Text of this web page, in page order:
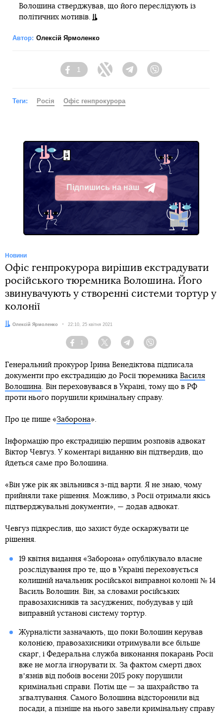
Волошина стверджував, що його переслідують із
політичних мотивів.
Автор: Олексій Ярмоленко
Facebook
1
Twitter TelegramViber
Теги: Росія Офіс генпрокурора
Підпишись на наш
Telegram
Новини
Офіс генпрокурора вирішив екстрадувати
російського тюремника Волошина. Його
звинувачують у створенні системи тортур у
колонії
Автор:
Олексій Ярмоленко Дата:
22:10, 25 квітня 2021
Facebook
1
Twitter TelegramViber
Генеральний прокурор Ірина Венедіктова підписала
документи про екстрадицію до Росії тюремника Василя
Волошина . Він переховувався в Україні, тому що в РФ
проти нього порушили кримінальну справу.
Про це пише «Заборона».
Інформацію про екстрадицію першим розповів адвокат
Віктор Чевгуз. У коментарі виданню він підтвердив, що
йдеться саме про Волошина.
«Він уже рік як звільнився з-під варти. Я не знаю, чому
прийняли таке рішення. Можливо, з Росії отримали якісь
підтверджувальні документи», — додав адвокат.
Чевгуз підкреслив, що захист буде оскаржувати це
рішення.
19 квітня видання «Заборона» опублікувало власне
розслідування про те, що в Україні переховується
колишній начальник російської виправної колонії № 14
Василь Волошин. Він, за словами російських
правозахисників та засуджених, побудував у цій
виправній установі систему тортур.
Журналісти зазначають, що поки Волошин керував
колонією, правозахисники отримували все більше
скарг, і Федеральна служба виконання покарань Росії
вже не могла ігнорувати їх. За фактом смерті двох
вʼязнів від побоїв восени 2015 року порушили
кримінальні справи. Потім ще — за шахрайство та
зґвалтування. Самого Волошина відсторонили від
посади, а пізніше на нього завели кримінальну справу